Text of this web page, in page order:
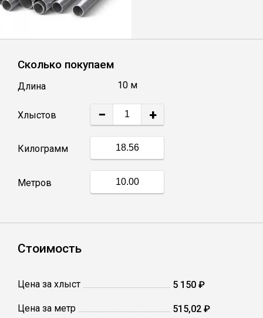
Полоса
Профлист
Столбы заборные
Сетка кладочная
Сколько покупаем
Длина 10 м
Хлыстов − +
Килограмм
Метров
Стоимость
Цена за хлыст 5 150 ₽
Цена за метр 515,02 ₽